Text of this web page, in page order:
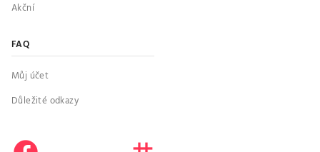
Akční
FAQ
Můj účet
Důležité odkazy